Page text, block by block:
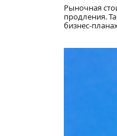
Рыночная
продления.
бизнес-